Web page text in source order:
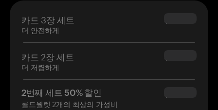
카드 3장 세트
더 안전하게
$69.90
카드 2장 세트
더 저렴하게
$54.90
2번째 세트 50% 할인
콜드월렛 2개의 최상의 가성비
$34.95